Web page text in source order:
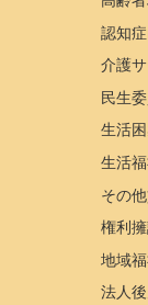
認知
介護
民生
生活
生活
その
権利
地域
法人